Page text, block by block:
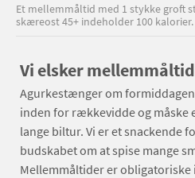
Et mellemmåltid med 1 stykke groft
skæreost 45+ indeholder 100 kalorier.
Vi elsker
Agurkestænger om
inden for rækkevidde og måske
lange biltur. Vi er et snackende
budskabet om at spise mange
Mellemmåltider er obligatoriske